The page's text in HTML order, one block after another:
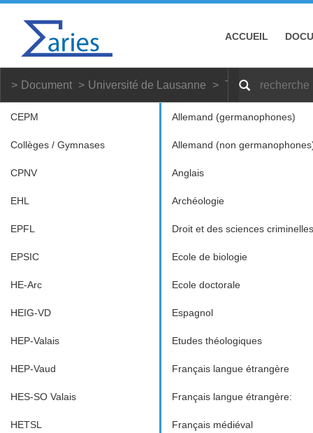
ACCUEIL
Document Université de Lausanne Tradition
CEPM
Collèges / Gymnases
CPNV
EHL
EPFL
EPSIC
HE-Arc
HEIG-VD
HEP-Valais
HEP-Vaud
HES-SO Valais
HETSL
Allemand (germanophones)
Allemand (non
Anglais
Archéologie
Droit et des sciences criminelles
Ecole de biologie
Ecole doctorale
Espagnol
Etudes théologiques
Français langue étrangère
Français langue étrangère:
Français médiéval